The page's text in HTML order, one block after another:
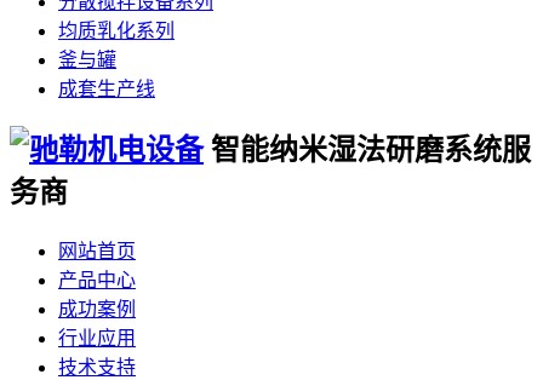
均质乳化系列
釜与罐
成套生产线
智能纳米湿法研磨系统服
务商
网站首页
产品中心
成功案例
行业应用
技术支持